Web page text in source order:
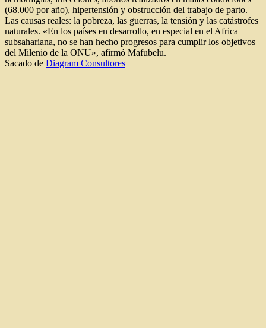
(68.000 por año), hipertensión y obstrucción del trabajo de parto.
Las causas reales: la pobreza, las guerras, la tensión y las catástrofes
naturales. «En los países en desarrollo, en especial en el Africa
subsahariana, no se han hecho progresos para cumplir los objetivos
del Milenio de la ONU», afirmó Mafubelu.
Sacado de Diagram Consultores